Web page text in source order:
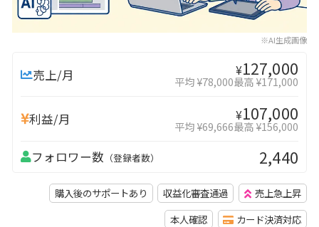
※AI生成画像
売上/月 ¥127,000
平均 ¥78,000最高 ¥171,000
利益/月 ¥107,000
平均 ¥69,666最高 ¥156,000
フォロワー数 （登録者数） 2,440
購入後のサポートあり 収益化審査通過
売上急上昇
本人確認
カード決済対応